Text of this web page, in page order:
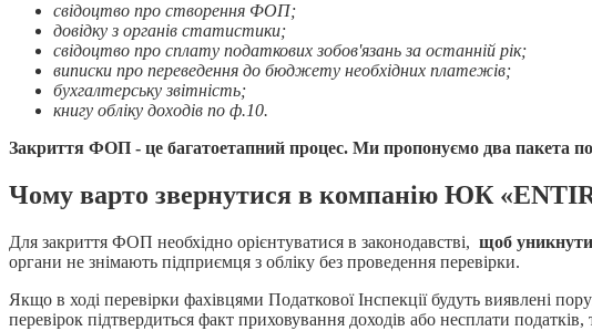
свідоцтво про створення ФОП;
довідку з органів статистики;
свідоцтво про сплату податкових зобов'язань за останній рік;
виписки про переведення до бюджету необхідних платежів;
бухгалтерську звітність;
книгу обліку доходів по ф.10.
Закриття ФОП - це багатоетапний процес. Ми пропонуємо два пакета
Чому варто звернутися в компанію ЮК
Для закриття ФОП необхідно орієнтуватися в законодавстві, щоб
органи не знімають підприємця з обліку без проведення перевірки.
Якщо в ході перевірки фахівцями Податкової Інспекції будуть виявлені
перевірок підтвердиться факт приховування доходів або несплати